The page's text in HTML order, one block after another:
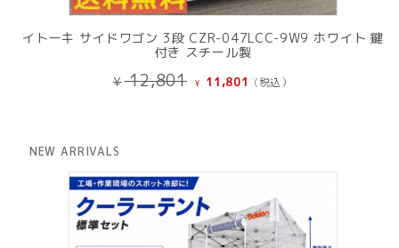
イトーキ サイドワゴン 3段 CZR-047LCC-9W9 ホワイト 鍵
付き スチール製
¥12,801 元
で
し
た。
¥ 11,801 現
で
す。
(税込）
NEW ARRIVALS